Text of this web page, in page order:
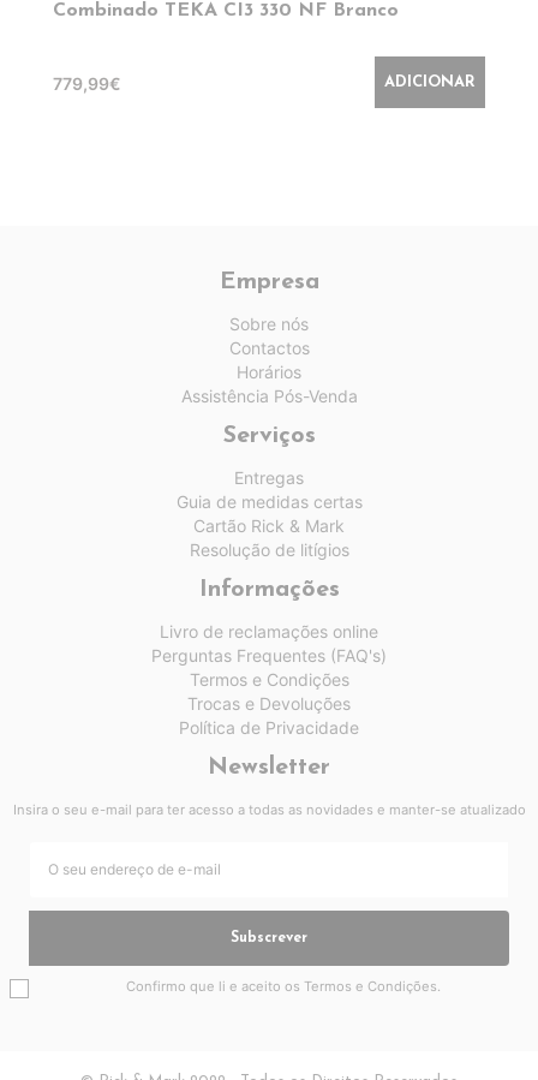
Combinado TEKA CI3 330 NF Branco
779,99€ ADICIONAR
Empresa
Sobre nós
Contactos
Horários
Assistência Pós-Venda
Serviços
Entregas
Guia de medidas certas
Cartão Rick & Mark
Resolução de litígios
Informações
Livro de reclamações online
Perguntas Frequentes (FAQ's)
Termos e Condições
Trocas e Devoluções
Política de Privacidade
Newsletter
Insira o seu e-mail para ter acesso a todas as novidades e manter-se atualizado
Subscrever
Confirmo que li e aceito os Termos e Condições.